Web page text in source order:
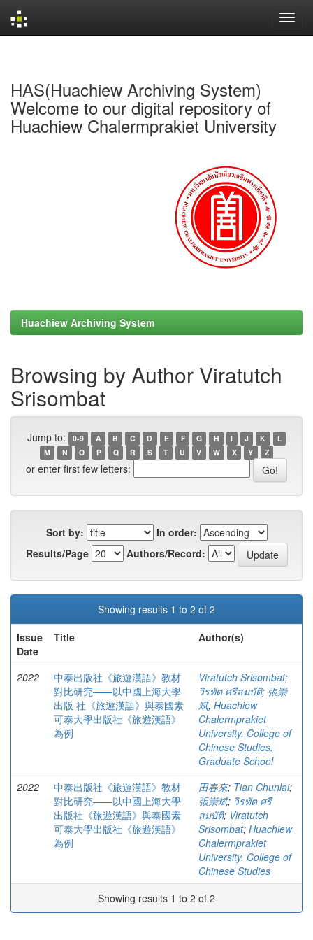
HAS(Huachiew Archiving System)
Welcome to our digital repository of
Huachiew Chalermprakiet University
Huachiew Archiving System
Browsing by Author Viratutch
Srisombat
Jump to: 0-9 A B C D E F G H I J K
L
M
N O P Q R S T U V W X Y Z
or enter first few letters:
Sort by:
In order:
Results/Page
Authors/Record:
Showing results 1 to 2 of 2
Issue
Date
Title Author(s)
2022
中泰出版社《旅遊漢語》教材
對比研究——以中國上海大學
出版 社《旅遊漢語》與泰國素
可泰大學出版社《旅遊漢語》
為例
Viratutch Srisombat;
วิรทัต ศรีสมบัติ; 張崇
斌; Huachiew
Chalermprakiet
University. College of
Chinese Studies.
Graduate School
2022
中泰出版社《旅遊漢語》教材
對比研究——以中國上海大學
出版社《旅遊漢語》與泰國素
可泰大學出版社《旅遊漢語》
為例
田春來; Tian Chunlai;
張崇斌; วิรทัต ศรี
สมบัติ; Viratutch
Srisombat; Huachiew
Chalermprakiet
University. College of
Chinese Studies
Showing results 1 to 2 of 2